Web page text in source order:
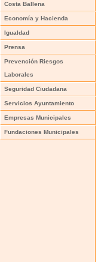
Costa Ballena
Economía y Hacienda
Igualdad
Prensa
Prevención Riesgos
Laborales
Seguridad Ciudadana
Servicios Ayuntamiento
Empresas Municipales
Fundaciones Municipales